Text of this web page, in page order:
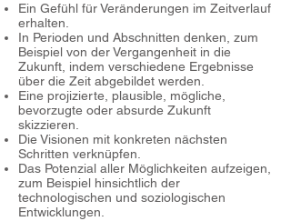
Ein Gefühl für Veränderungen im Zeitverlauf
erhalten.
In Perioden und Abschnitten denken, zum
Beispiel von der Vergangenheit in die
Zukunft, indem verschiedene Ergebnisse
über die Zeit abgebildet werden.
Eine projizierte, plausible, mögliche,
bevorzugte oder absurde Zukunft
skizzieren.
Die Visionen mit konkreten nächsten
Schritten verknüpfen.
Das Potenzial aller Möglichkeiten aufzeigen,
zum Beispiel hinsichtlich der
technologischen und soziologischen
Entwicklungen.